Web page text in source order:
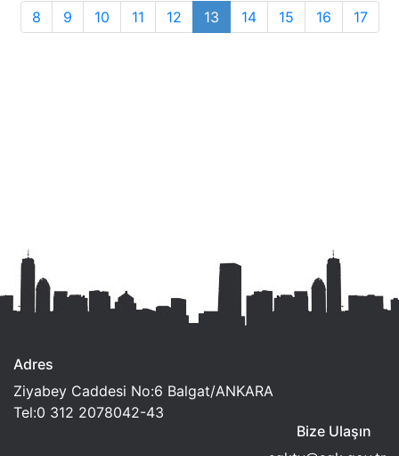
8 9 10 11 12 13 14 15 16 17
Adres
Ziyabey Caddesi No:6 Balgat/ANKARA
Tel:0 312 2078042-43
Bize Ulaşın